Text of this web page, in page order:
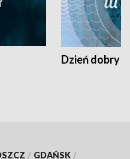
Dzień dobry
/ GDAŃSK /